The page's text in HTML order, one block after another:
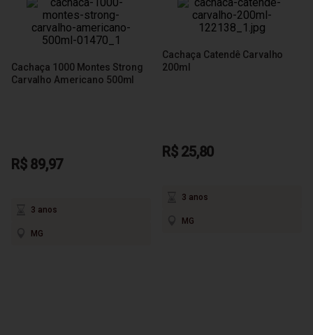
Cachaça 1000 Montes Strong
Carvalho Americano 500ml
R$ 89,97
3 anos
MG
Cachaça Catendê Carvalho
200ml
R$ 25,80
3 anos
MG